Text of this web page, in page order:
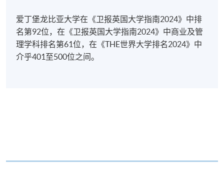
正在改变。解决恐怖主义及相关安全问题。诉讼文化
日益盛行。
2) 国际商业节目管理
够将理论与实践相结合。本单元包含以下主题： 商业
别学历颁授课程提供网上报名/注册服务，申请人可在
网上使用「缴费灵」（不适用於手机）、VISA或
Mastercard缴付有关课程的报名费或学费。除上述支
付方式之外，如就读学历颁授课程设有网上服务，学
如报读课程将在五个工作天内开课，为免邮递延误报
爱丁堡龙比亚大学在《卫报英国大学指南2024》中排
名第92位，在《卫报英国大学指南2024》中商业及管
理学科排名第61位，在《THE世界大学排名2024》中
介乎401至500位之间。